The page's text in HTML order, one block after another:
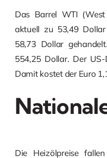
Das Barrel WTI
aktuell zu 53,49
58,73 Dollar
554,25 Dollar. Der
Damit kostet der Euro
Die Heizölpreise